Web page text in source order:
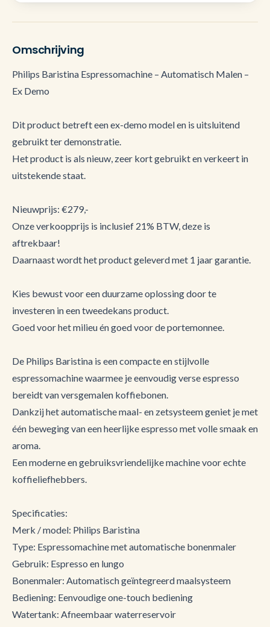
Omschrijving
Philips Baristina Espressomachine – Automatisch Malen –
Ex Demo
Dit product betreft een ex-demo model en is uitsluitend
gebruikt ter demonstratie.
Het product is als nieuw, zeer kort gebruikt en verkeert in
uitstekende staat.
Nieuwprijs: €279,-
Onze verkoopprijs is inclusief 21% BTW, deze is
aftrekbaar!
Daarnaast wordt het product geleverd met 1 jaar garantie.
Kies bewust voor een duurzame oplossing door te
investeren in een tweedekans product.
Goed voor het milieu én goed voor de portemonnee.
De Philips Baristina is een compacte en stijlvolle
espressomachine waarmee je eenvoudig verse espresso
bereidt van versgemalen koffiebonen.
Dankzij het automatische maal- en zetsysteem geniet je met
één beweging van een heerlijke espresso met volle smaak en
aroma.
Een moderne en gebruiksvriendelijke machine voor echte
koffieliefhebbers.
Specificaties:
Merk / model: Philips Baristina
Type: Espressomachine met automatische bonenmaler
Gebruik: Espresso en lungo
Bonenmaler: Automatisch geïntegreerd maalsysteem
Bediening: Eenvoudige one-touch bediening
Watertank: Afneembaar waterreservoir